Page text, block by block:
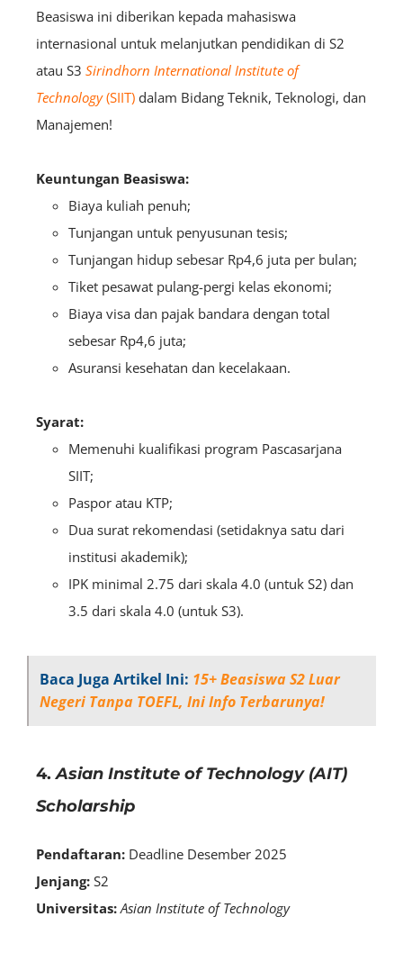
Beasiswa ini diberikan kepada mahasiswa
internasional untuk melanjutkan pendidikan di S2
atau S3 Sirindhorn International Institute of
Technology(SIIT) dalam Bidang Teknik, Teknologi, dan
Manajemen!
Keuntungan Beasiswa:
Biaya kuliah penuh;
Tunjangan untuk penyusunan tesis;
Tunjangan hidup sebesar Rp4,6 juta per bulan;
Tiket pesawat pulang-pergi kelas ekonomi;
Biaya visa dan pajak bandara dengan total
sebesar Rp4,6 juta;
Asuransi kesehatan dan kecelakaan.
Syarat:
Memenuhi kualifikasi program Pascasarjana
SIIT;
Paspor atau KTP;
Dua surat rekomendasi (setidaknya satu dari
institusi akademik);
IPK minimal 2.75 dari skala 4.0 (untuk S2) dan
3.5 dari skala 4.0 (untuk S3).
Baca Juga Artikel Ini: 15+ Beasiswa S2 Luar
Negeri Tanpa TOEFL, Ini Info Terbarunya!
4.Asian Institute of Technology (AIT)
Scholarship
Pendaftaran: Deadline Desember 2025
Jenjang: S2
Universitas: Asian Institute of Technology